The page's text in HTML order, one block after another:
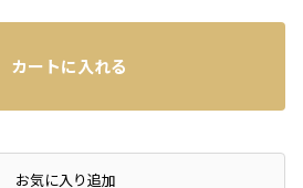
カートに入れる
るお気に入り追加